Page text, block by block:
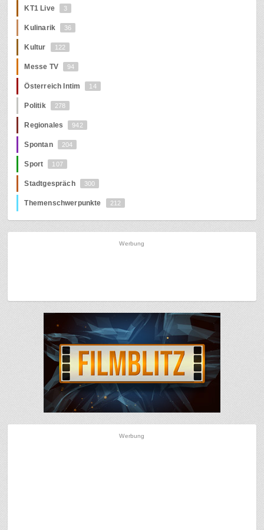
KT1 Live 3
Kulinarik 36
Kultur 122
Messe TV 94
Österreich Intim 14
Politik 278
Regionales 942
Spontan 204
Sport 107
Stadtgespräch 300
Themenschwerpunkte 212
Werbung
Werbung